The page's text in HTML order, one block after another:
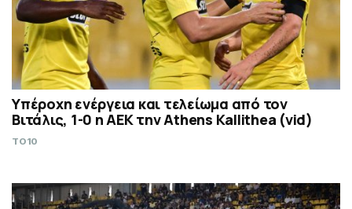
Υπέροχη ενέργεια και τελείωμα από τον
Βιτάλις, 1-0 η ΑΕΚ την Athens Kallithea (vid)
TO10